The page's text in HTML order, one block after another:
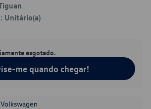
Unitário(a)
esgotado.
me quando chegar!